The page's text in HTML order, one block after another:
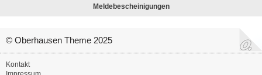
Meldebescheinigungen
© Oberhausen Theme 2025
Kontakt